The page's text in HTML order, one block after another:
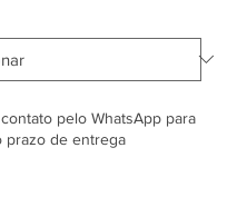
pelo WhatsApp para
prazo de entrega